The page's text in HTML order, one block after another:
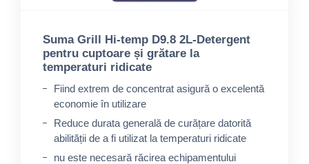
Suma Grill Hi-temp D9.8 2L-Detergent
pentru cuptoare și grătare la
temperaturi ridicate
Fiind extrem de concentrat asigură o excelentă
economie în utilizare
Reduce durata generală de curățare datorită
abilității de a fi utilizat la temperaturi ridicate
nu este necesară răcirea echipamentului